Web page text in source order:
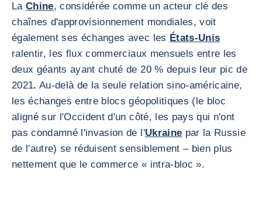
LaChine, considérée comme un acteur clé des
chaînes d'approvisionnement mondiales, voit
également ses échanges avec les États-Unis
ralentir, les flux commerciaux mensuels entre les
deux géants ayant chuté de 20 % depuis leur pic de
2021. Au-delà de la seule relation sino-américaine,
les échanges entre blocs géopolitiques (le bloc
aligné sur l'Occident d'un côté, les pays qui n'ont
pas condamné l'invasion de l'Ukraine par la Russie
de l'autre) se réduisent sensiblement – bien plus
nettement que le commerce « intra-bloc ».